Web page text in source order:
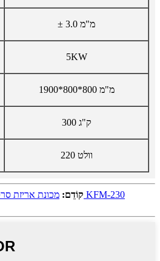
± 3.0 מ"מ
5KW
1900*800*800 מ"מ
300 ק"ג
220 וולט
קוֹדֵם: מכונת אריזת סרטים דקיקים אוראליים של KFM-230